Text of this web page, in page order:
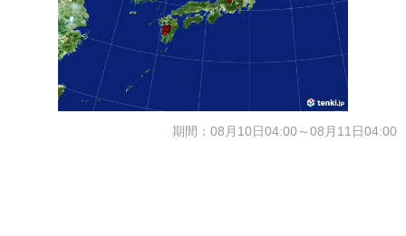
期間：08月10日04:00～08月11日04:00